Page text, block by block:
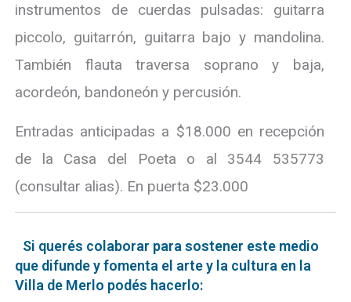
instrumentos de cuerdas pulsadas: guitarra
piccolo, guitarrón, guitarra bajo y mandolina.
También flauta traversa soprano y baja,
acordeón, bandoneón y percusión.
Entradas anticipadas a $18.000 en recepción
de la Casa del Poeta o al 3544 535773
(consultar alias). En puerta $23.000
Si querés colaborar para sostener este medio
que difunde y fomenta el arte y la cultura en la
Villa de Merlo podés hacerlo: